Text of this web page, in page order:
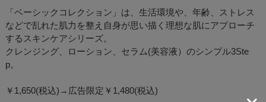
「ベーシックコレクション」は、生活環境や、年齢、ストレス
などで乱れた肌力を整え自身が思い描く理想な肌にアプローチ
するスキンケアシリーズ。
クレンジング、ローション、セラム(美容液）のシンプル3Ste
p。
￥1,650(税込)→広告限定￥1,480(税込)